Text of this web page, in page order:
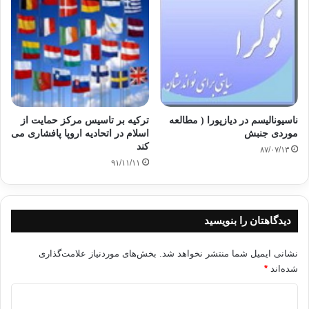
از اینکه می گویند: چرا بر او گنجی فرو نمی فرستند؟ یا فرشته ای همراه او
نیامده
است؟! تو یک نذیر و منذر بیش نیستی، و خداوند بر همه چیز و همه کس
سرپرستی دارد.»
اصل دوم:
(الَّذِينَ
يُبَلِّغُونَ رِسَالاتِ اللَّهِ وَيَخْشَوْنَهُ وَلا يَخْشَوْنَ أَحَدًا إِلا
اللَّهَ وَكَفَى بِاللَّهِ حَسِيبًا ) احزاب/39
ناسیونالیسم در دیازپورا ( مطالعه
موردی جنبش
۸۷/۰۷/۱۳
ترکیه بر تاسیس مرکز حمایت از
اسلام در اتحادیه اروپا پافشاری می
کند
۹۱/۱۱/۱۱
دیدگاهتان را بنویسید
نشانی ایمیل شما منتشر نخواهد شد. بخش‌های موردنیاز علامت‌گذاری
شده‌اند *